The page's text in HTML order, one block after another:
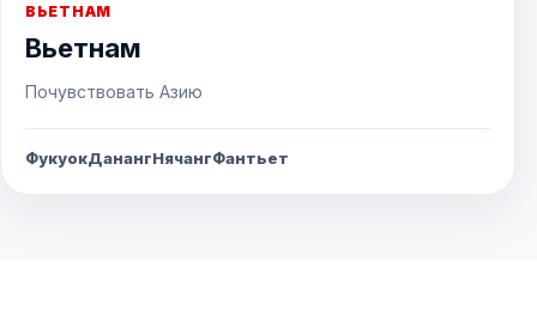
ВЬЕТНАМ
Вьетнам
Почувствовать Азию
ФукуокДанангНячангФантьет